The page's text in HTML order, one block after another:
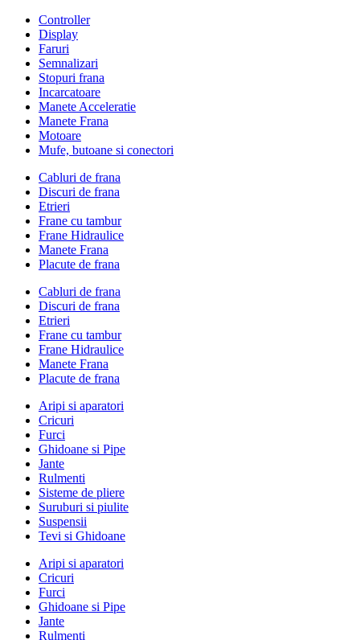
Controller
Display
Faruri
Semnalizari
Stopuri frana
Incarcatoare
Manete Acceleratie
Manete Frana
Motoare
Mufe, butoane si conectori
Cabluri de frana
Discuri de frana
Etrieri
Frane cu tambur
Frane Hidraulice
Manete Frana
Placute de frana
Cabluri de frana
Discuri de frana
Etrieri
Frane cu tambur
Frane Hidraulice
Manete Frana
Placute de frana
Aripi si aparatori
Cricuri
Furci
Ghidoane si Pipe
Jante
Rulmenti
Sisteme de pliere
Suruburi si piulite
Suspensii
Tevi si Ghidoane
Aripi si aparatori
Cricuri
Furci
Ghidoane si Pipe
Jante
Rulmenti